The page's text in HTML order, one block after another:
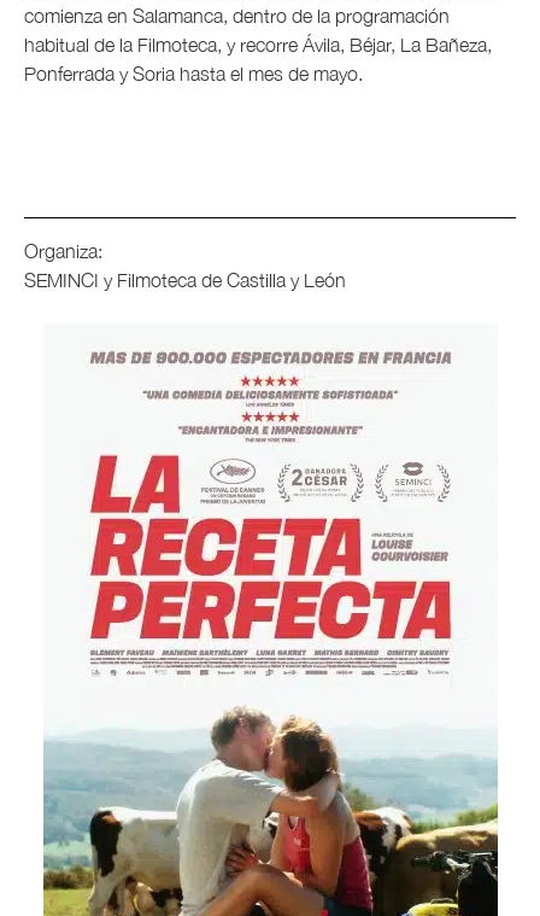
comienza en Salamanca, dentro de la programación
habitual de la Filmoteca, y recorre Ávila, Béjar, La Bañeza,
Ponferrada y Soria hasta el mes de mayo.
Organiza:
SEMINCI y Filmoteca de Castilla y León